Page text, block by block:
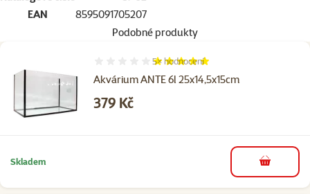
EAN
8595091705207
Podobné produkty
Akvárium ANTE 6l 25x14,5x15cm
Hodnocení 96%, počet hodnocení: 5
5× hodnocení
Cena
379 Kč
Skladem do košíku